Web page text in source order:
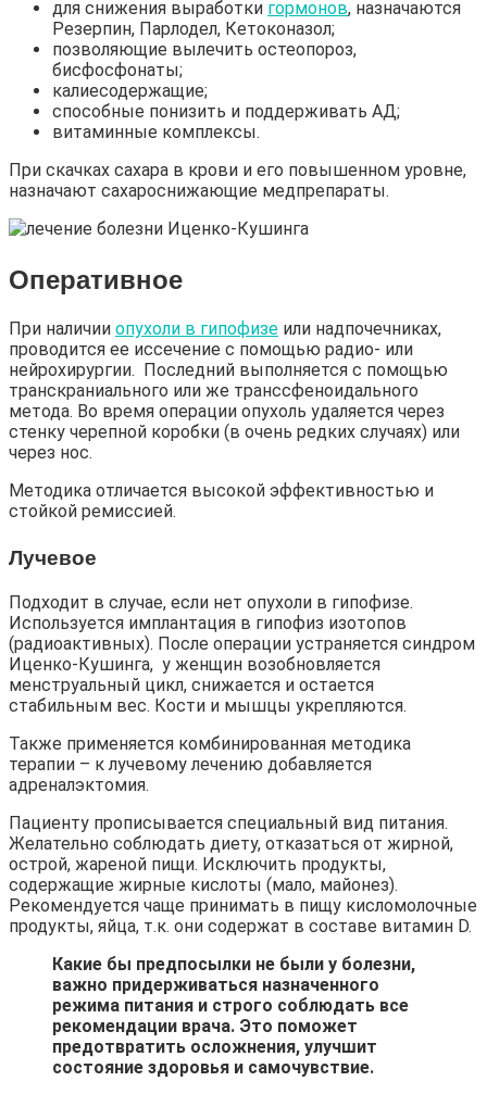
для снижения выработки гормонов, назначаются
Резерпин, Парлодел, Кетоконазол;
позволяющие вылечить остеопороз,
бисфосфонаты;
калиесодержащие;
способные понизить и поддерживать АД;
витаминные комплексы.
При скачках сахара в крови и его повышенном уровне,
назначают сахароснижающие медпрепараты.
Оперативное
При наличии опухоли в гипофизе или надпочечниках,
проводится ее иссечение с помощью радио- или
нейрохирургии. Последний выполняется с помощью
транскраниального или же транссфеноидального
метода. Во время операции опухоль удаляется через
стенку черепной коробки (в очень редких случаях) или
через нос.
Методика отличается высокой эффективностью и
стойкой ремиссией.
Лучевое
Подходит в случае, если нет опухоли в гипофизе.
Используется имплантация в гипофиз изотопов
(радиоактивных). После операции устраняется синдром
Иценко-Кушинга, у женщин возобновляется
менструальный цикл, снижается и остается
стабильным вес. Кости и мышцы укрепляются.
Также применяется комбинированная методика
терапии – к лучевому лечению добавляется
адреналэктомия.
Пациенту прописывается специальный вид питания.
Желательно соблюдать диету, отказаться от жирной,
острой, жареной пищи. Исключить продукты,
содержащие жирные кислоты (мало, майонез).
Рекомендуется чаще принимать в пищу кисломолочные
продукты, яйца, т.к. они содержат в составе витамин D.
Какие бы предпосылки не были у болезни,
важно придерживаться назначенного
режима питания и строго соблюдать все
рекомендации врача. Это поможет
предотвратить осложнения, улучшит
состояние здоровья и самочувствие.